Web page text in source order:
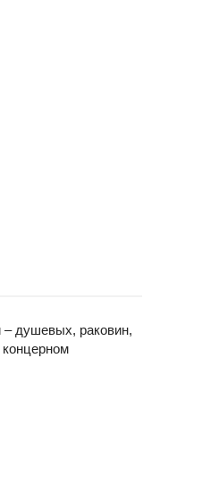
– душевых, раковин,